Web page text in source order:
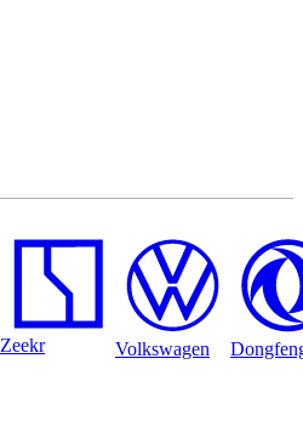
Zeekr Volkswagen